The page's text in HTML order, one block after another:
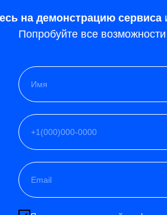
на демонстрацию сервиса
Попробуйте все